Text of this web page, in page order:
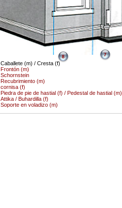
Caballete (m) / Cresta (f)
Frontón (m)
Schornstein
Recubrimiento (m)
cornisa (f)
Piedra de pie de hastial (f) / Pedestal de hastial (m)
Attika / Buhardilla (f)
7
Soporte en voladizo (m)
8